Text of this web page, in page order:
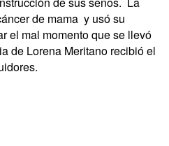
de mama y usó su
el mal momento que se llevó
de Lorena Meritano recibió el